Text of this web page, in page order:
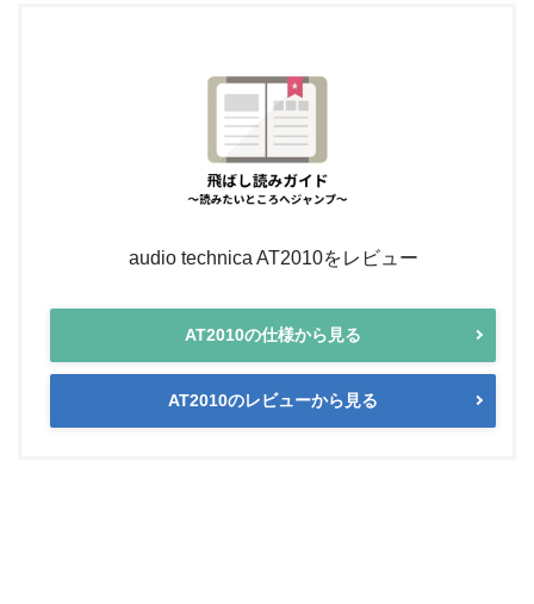
audio technica AT2010をレビュー
AT2010の仕様から見る
AT2010のレビューから見る